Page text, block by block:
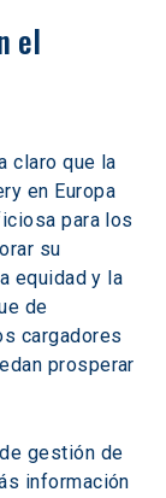
el
claro que la
en Europa
para los
su
equidad y la
de
cargadores
prosperar
gestión de
información